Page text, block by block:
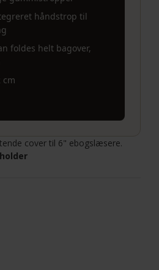
håndstrop til
foldes helt bagover,
cm
cover til 6" ebogslæsere.